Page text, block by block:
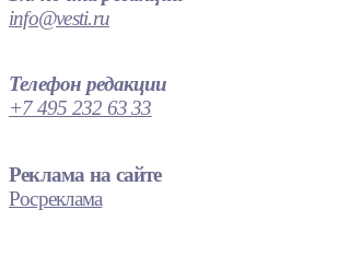
info@vesti.ru
Телефон редакции
+7 495 232 63 33
Реклама на сайте
Росреклама